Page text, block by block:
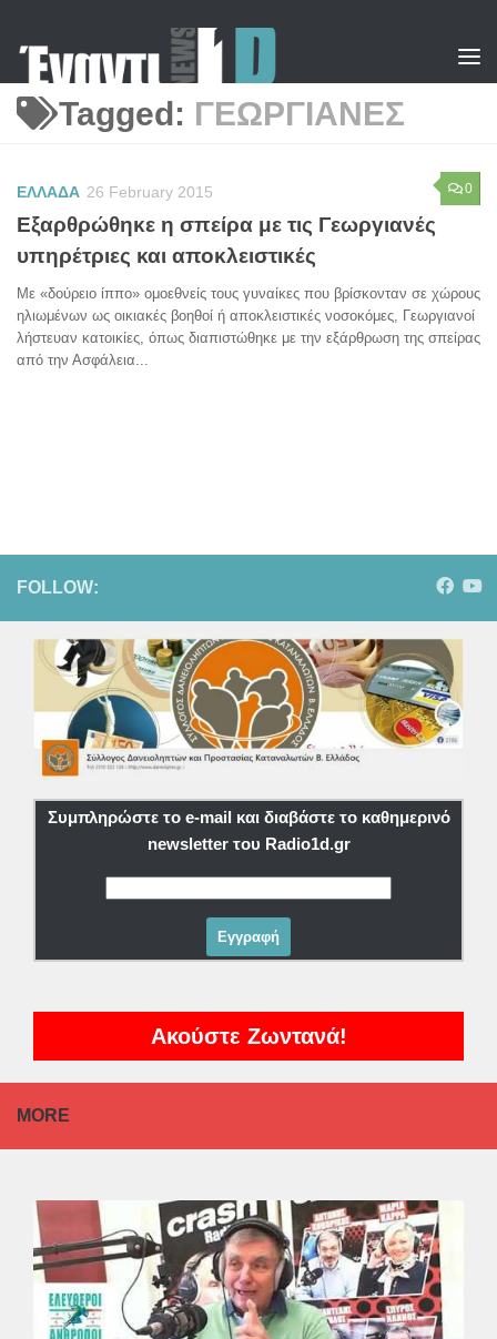
Tagged: ΓΕΩΡΓΙΑΝΕΣ
0
ΕΛΛΑΔΑ 26 February 2015
Εξαρθρώθηκε η σπείρα με τις Γεωργιανές
υπηρέτριες και αποκλειστικές
Με «δούρειο ίππο» ομοεθνείς τους γυναίκες που βρίσκονταν σε χώρους
ηλιωμένων ως οικιακές βοηθοί ή αποκλειστικές νοσοκόμες, Γεωργιανοί
λήστευαν κατοικίες, όπως διαπιστώθηκε με την εξάρθρωση της σπείρας
από την Ασφάλεια...
FOLLOW:
Συμπληρώστε το e-mail και διαβάστε το καθημερινό
newsletter του Radio1d.gr
Ακούστε Ζωντανά!
MORE